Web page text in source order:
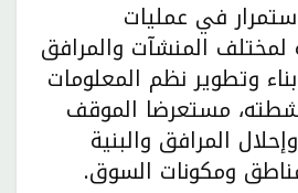
في عمليات
لمختلف المنشآت والمرافق
وتطوير نظم المعلومات
مستعرضا الموقف
المرافق والبنية
ومكونات السوق.